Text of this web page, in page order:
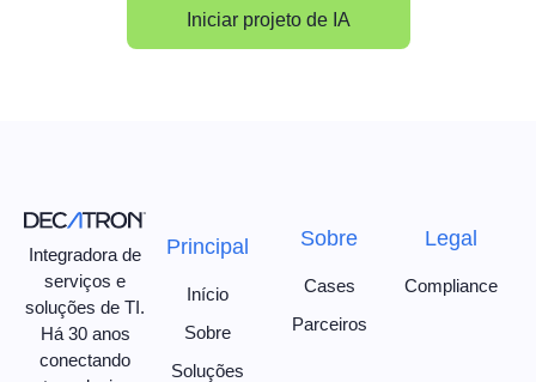
Iniciar projeto de IA
Integradora de
serviços e
soluções de TI.
Há 30 anos
conectando
Principal
Início
Sobre
Soluções
Sobre
Cases
Parceiros
Legal
Compliance